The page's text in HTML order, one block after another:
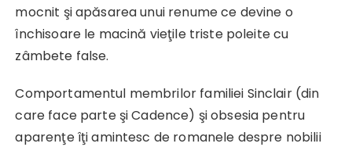
mocnit şi apăsarea unui renume ce devine o
închisoare le macină vieţile triste poleite cu
zâmbete false.
Comportamentul membrilor familiei Sinclair (din
care face parte şi Cadence) şi obsesia pentru
aparenţe îţi amintesc de romanele despre nobilii